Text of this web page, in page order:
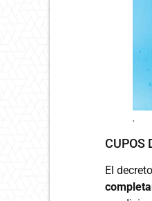
.
CUPOS
El